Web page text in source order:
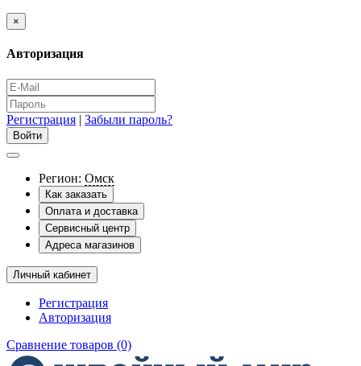
×
Авторизация
Регистрация | Забыли пароль?
Регион: Омск
Как заказать
Оплата и доставка
Сервисный центр
Адреса магазинов
Личный кабинет
Регистрация
Авторизация
Сравнение товаров (0)